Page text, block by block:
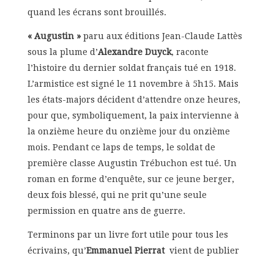
quand les écrans sont brouillés.
« Augustin » paru aux éditions Jean-Claude Lattès
sous la plume d’Alexandre Duyck, raconte
l’histoire du dernier soldat français tué en 1918.
L’armistice est signé le 11 novembre à 5h15. Mais
les états-majors décident d’attendre onze heures,
pour que, symboliquement, la paix intervienne à
la onzième heure du onzième jour du onzième
mois. Pendant ce laps de temps, le soldat de
première classe Augustin Trébuchon est tué. Un
roman en forme d’enquête, sur ce jeune berger,
deux fois blessé, qui ne prit qu’une seule
permission en quatre ans de guerre.
Terminons par un livre fort utile pour tous les
écrivains, qu’Emmanuel Pierratvient de publier